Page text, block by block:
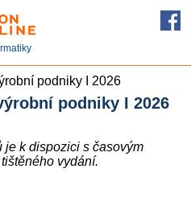
podniky I 2026
podniky I 2026
je k dispozici s časovým
vydání.